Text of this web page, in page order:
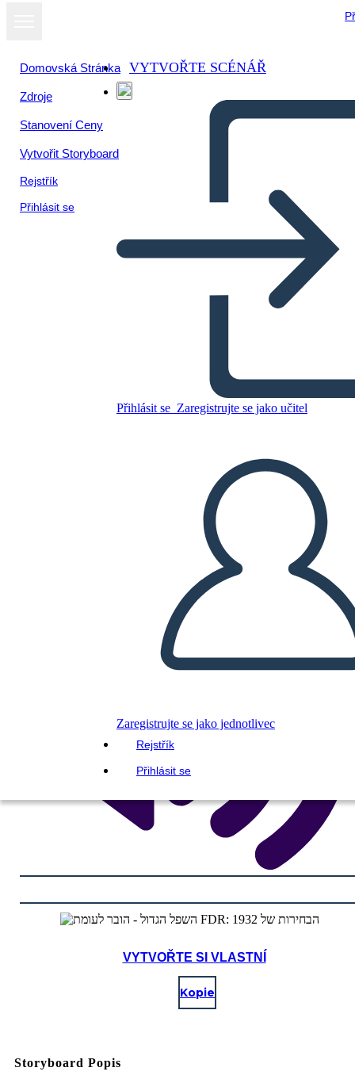
Domovská Stránka
Zdroje
Stanovení Ceny
Vytvořit Storyboard
Rejstřík
Přihlásit se
VYTVOŘTE SCÉNÁŘ
Přihlásit se Zaregistrujte se jako učitel
Zaregistrujte se jako jednotlivec
Rejstřík
Přihlásit se
השפל הגדול - הובר לעומת FDR:
הבחירות של 1932
Zkopírujte tento scénář
VYTVOŘIT STORYBOARD
PŘEHRÁT PREZENTACI
PŘEČTI MI
VYTVOŘTE SI VLASTNÍ
Kopie
Storyboard Popis